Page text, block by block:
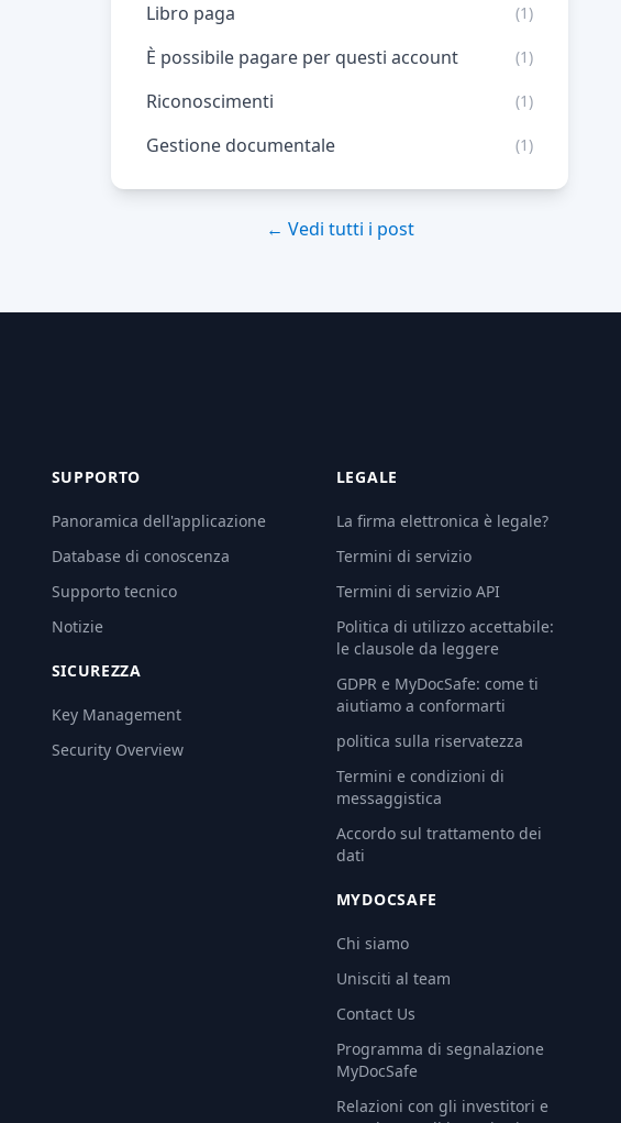
Libro paga (1)
È possibile pagare per questi account (1)
Riconoscimenti (1)
Gestione documentale (1)
← Vedi tutti i post
SUPPORTO
Panoramica dell'applicazione
Database di conoscenza
Supporto tecnico
Notizie
SICUREZZA
Key Management
Security Overview
LEGALE
La firma elettronica è legale?
Termini di servizio
Termini di servizio API
Politica di utilizzo accettabile:
le clausole da leggere
GDPR e MyDocSafe: come ti
aiutiamo a conformarti
politica sulla riservatezza
Termini e condizioni di
messaggistica
Accordo sul trattamento dei
dati
MYDOCSAFE
Chi siamo
Unisciti al team
Contact Us
Programma di segnalazione
MyDocSafe
Relazioni con gli investitori e